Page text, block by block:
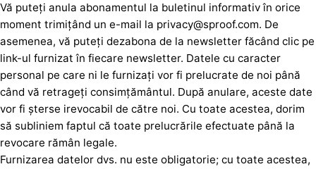
Vă puteți anula abonamentul la buletinul informativ în orice
moment trimițând un e-mail la privacy@sproof.com. De
asemenea, vă puteți dezabona de la newsletter făcând clic pe
link-ul furnizat în fiecare newsletter. Datele cu caracter
personal pe care ni le furnizați vor fi prelucrate de noi până
când vă retrageți consimțământul. După anulare, aceste date
vor fi șterse irevocabil de către noi. Cu toate acestea, dorim
să subliniem faptul că toate prelucrările efectuate până la
revocare rămân legale.
Furnizarea datelor dvs. nu este obligatorie; cu toate acestea,